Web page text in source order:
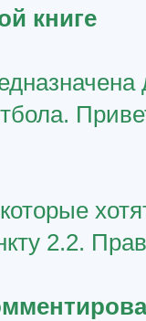
книге
2.2.